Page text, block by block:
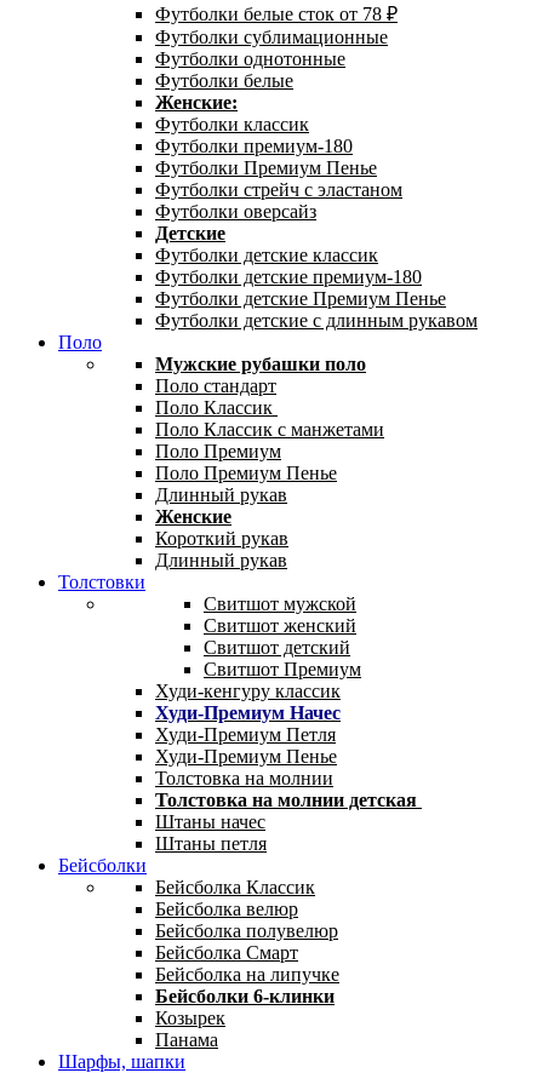
Футболки белые сток от 78 ₽
Футболки сублимационные
Футболки однотонные
Футболки белые
Женские:
Футболки классик
Футболки премиум-180
Футболки Премиум Пенье
Футболки стрейч с эластаном
Футболки оверсайз
Детские
Футболки детские классик
Футболки детские премиум-180
Футболки детские Премиум Пенье
Футболки детские с длинным рукавом
Поло
Мужские рубашки поло
Поло стандарт
Поло Классик
Поло Классик с манжетами
Поло Премиум
Поло Премиум Пенье
Длинный рукав
Женские
Короткий рукав
Длинный рукав
Толстовки
Свитшот мужской
Свитшот женский
Свитшот детский
Свитшот Премиум
Худи-кенгуру классик
Худи-Премиум Начес
Худи-Премиум Петля
Худи-Премиум Пенье
Толстовка на молнии
Толстовка на молнии детская
Штаны начес
Штаны петля
Бейсболки
Бейсболка Классик
Бейсболка велюр
Бейсболка полувелюр
Бейсболка Смарт
Бейсболка на липучке
Бейсболки 6-клинки
Козырек
Панама
Шарфы, шапки